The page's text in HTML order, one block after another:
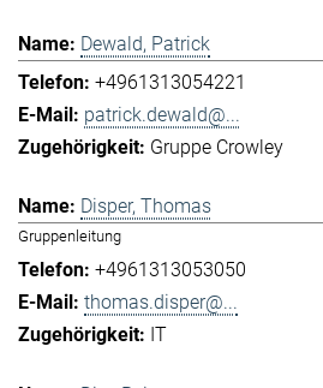
Dewald, Patrick
+4961313054221
patrick.dewald@...
Gruppe Crowley
Disper, Thomas
Gruppenleitung
+4961313053050
thomas.disper@...
IT